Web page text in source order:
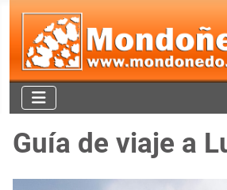
Guía de viaje a